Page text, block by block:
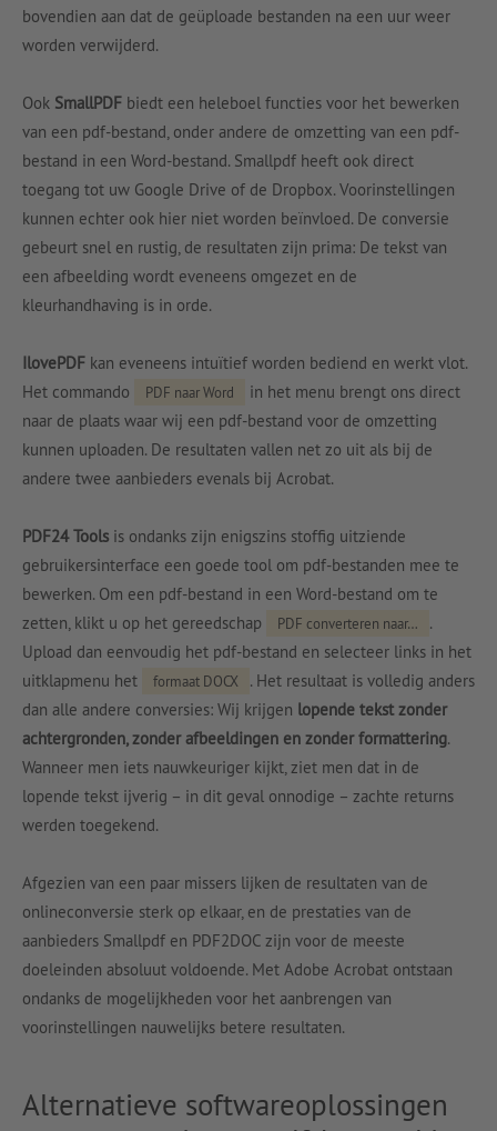
bovendien aan dat de geüploade bestanden na een uur weer
worden verwijderd.
Ook SmallPDF biedt een heleboel functies voor het bewerken
van een pdf-bestand, onder andere de omzetting van een pdf-
bestand in een Word-bestand. Smallpdf heeft ook direct
toegang tot uw Google Drive of de Dropbox. Voorinstellingen
kunnen echter ook hier niet worden beïnvloed. De conversie
gebeurt snel en rustig, de resultaten zijn prima: De tekst van
een afbeelding wordt eveneens omgezet en de
kleurhandhaving is in orde.
IlovePDF kan eveneens intuïtief worden bediend en werkt vlot.
Het commando
PDF naar Word
in het menu brengt ons direct
naar de plaats waar wij een pdf-bestand voor de omzetting
kunnen uploaden. De resultaten vallen net zo uit als bij de
andere twee aanbieders evenals bij Acrobat.
PDF24 Tools is ondanks zijn enigszins stoffig uitziende
gebruikersinterface een goede tool om pdf-bestanden mee te
bewerken. Om een pdf-bestand in een Word-bestand om te
zetten, klikt u op het gereedschap
PDF converteren naar…
.
Upload dan eenvoudig het pdf-bestand en selecteer links in het
uitklapmenu het
formaat DOCX
. Het resultaat is volledig anders
dan alle andere conversies: Wij krijgen lopende tekst zonder
achtergronden, zonder afbeeldingen en zonder formattering.
Wanneer men iets nauwkeuriger kijkt, ziet men dat in de
lopende tekst ijverig – in dit geval onnodige – zachte returns
werden toegekend.
Afgezien van een paar missers lijken de resultaten van de
onlineconversie sterk op elkaar, en de prestaties van de
aanbieders Smallpdf en PDF2DOC zijn voor de meeste
doeleinden absoluut voldoende. Met Adobe Acrobat ontstaan
ondanks de mogelijkheden voor het aanbrengen van
voorinstellingen nauwelijks betere resultaten.
Alternatieve softwareoplossingen